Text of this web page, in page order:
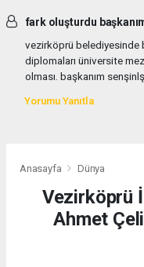
fark oluşturdu
vezirköprü belediyesinde
diplomaları üniversite
olması. başkanım
Yorumu Yanıtla
Anasayfa Dünya
Vezirköprü
Ahmet